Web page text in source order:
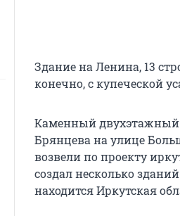
Здание на Ленина, 13
конечно, с купеческой
Каменный двухэтажный
Брянцева на улице
возвели по проекту
создал несколько
находится Иркутская